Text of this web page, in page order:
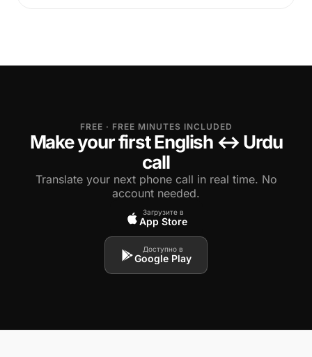
FREE · FREE MINUTES INCLUDED
Make your first English ↔ Urdu
call
Translate your next phone call in real time. No
account needed.
Загрузите в
App Store
Доступно в
Google Play